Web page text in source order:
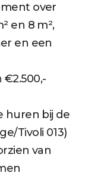
over
en 8 m²,
en een
huren bij de
Tivoli 013)
van